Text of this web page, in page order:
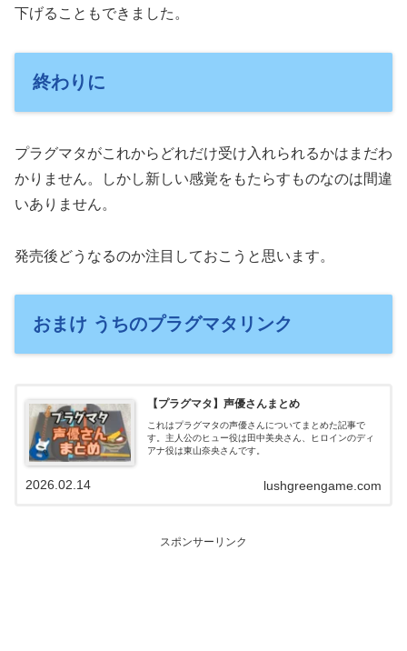
下げることもできました。
終わりに
プラグマタがこれからどれだけ受け入れられるかはまだわ
かりません。しかし新しい感覚をもたらすものなのは間違
いありません。
発売後どうなるのか注目しておこうと思います。
おまけ うちのプラグマタリンク
【プラグマタ】声優さんまとめ
これはプラグマタの声優さんについてまとめた記事で
す。主人公のヒュー役は田中美央さん、ヒロインのディ
アナ役は東山奈央さんです。
lushgreengame.com
2026.02.14
スポンサーリンク